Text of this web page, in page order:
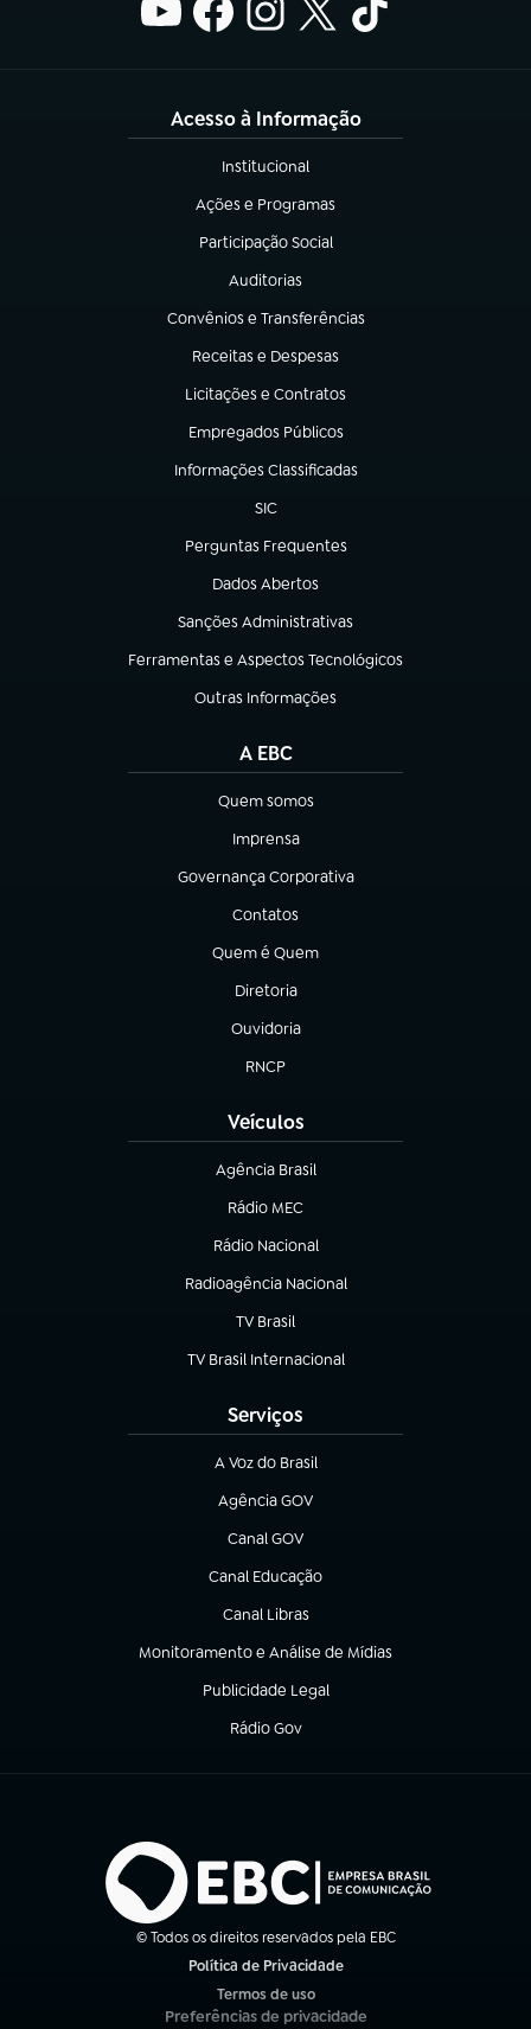
Acesso à Informação
Institucional
(abre em nova aba)
Ações e Programas
(abre em nova aba)
Participação Social
(abre em nova aba)
Auditorias
(abre em nova aba)
Convênios e Transferências
(abre em nova aba)
Receitas e Despesas
(abre em nova aba)
Licitações e Contratos
(abre em nova aba)
Empregados Públicos
(abre em nova aba)
Informações Classificadas
(abre em nova aba)
SIC
(abre em nova aba)
Perguntas Frequentes
(abre em nova aba)
Dados Abertos
(abre em nova aba)
Sanções Administrativas
(abre em nova aba)
Ferramentas e Aspectos Tecnológicos
(abre em nova aba)
Outras Informações
(abre em nova aba)
A EBC
Quem somos
(abre em nova aba)
Imprensa
(abre em nova aba)
Governança Corporativa
(abre em nova aba)
Contatos
(abre em nova aba)
Quem é Quem
(abre em nova aba)
Diretoria
(abre em nova aba)
Ouvidoria
(abre em nova aba)
RNCP
(abre em nova aba)
Veículos
Agência Brasil
(abre em nova aba)
Rádio MEC
(abre em nova aba)
Rádio Nacional
Radioagência Nacional
(abre em nova aba)
TV Brasil
(abre em nova aba)
TV Brasil Internacional
(abre em nova aba)
Serviços
A Voz do Brasil
(abre em nova aba)
Agência GOV
(abre em nova aba)
Canal GOV
(abre em nova aba)
Canal Educação
(abre em nova aba)
Canal Libras
(abre em nova aba)
Monitoramento e Análise de Mídias
(abre em nova aba)
Publicidade Legal
(abre em nova aba)
Rádio Gov
(abre em nova aba)
© Todos os direitos reservados pela EBC
Política de Privacidade
Termos de uso
(abre em nova aba)
Preferências de privacidade